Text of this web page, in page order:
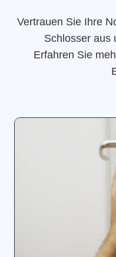
Vertrauen Sie Ihre
Schlosser aus
Erfahren Sie